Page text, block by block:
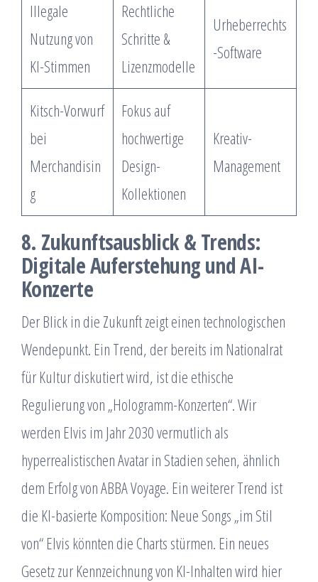
Illegale
Nutzung von
KI-Stimmen
Rechtliche
Schritte &
Lizenzmodelle
Urheberrechts
-Software
Kitsch-Vorwurf
bei
Merchandisin
g
Fokus auf
hochwertige
Design-
Kollektionen
Kreativ-
Management
8. Zukunftsausblick & Trends:
Digitale Auferstehung und AI-
Konzerte
Der Blick in die Zukunft zeigt einen technologischen
Wendepunkt. Ein Trend, der bereits im Nationalrat
für Kultur diskutiert wird, ist die ethische
Regulierung von „Hologramm-Konzerten“. Wir
werden Elvis im Jahr 2030 vermutlich als
hyperrealistischen Avatar in Stadien sehen, ähnlich
dem Erfolg von ABBA Voyage. Ein weiterer Trend ist
die KI-basierte Komposition: Neue Songs „im Stil
von“ Elvis könnten die Charts stürmen. Ein neues
Gesetz zur Kennzeichnung von KI-Inhalten wird hier